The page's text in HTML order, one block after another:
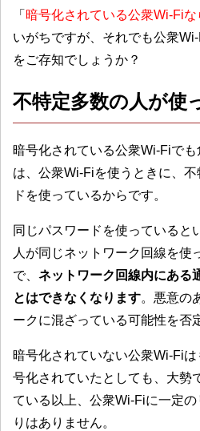
「 暗号化されている公衆Wi-Fi
いがちですが、それでも公衆
をご存知でしょうか？
不特定多数の人が使
暗号化されている公衆Wi-Fiで
は、公衆Wi-Fiを使うときに、
ドを使っているからです。
同じパスワードを使っていると
人が同じネットワーク回線を使
で、 ネットワーク回線内にある
とはできなくなります。 悪意の
ークに混ざっている可能性を否
暗号化されていない公衆Wi-Fi
号化されていたとしても、大勢
ている以上、公衆Wi-Fiに一定
りはありません。